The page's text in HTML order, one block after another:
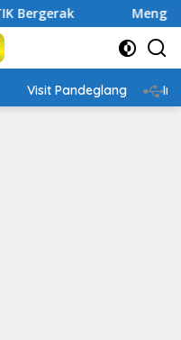
Mengenal Website
Visit Pandeglang